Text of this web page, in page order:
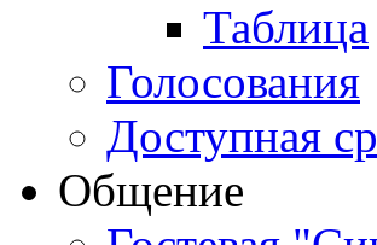
Таблица
Голосования
Доступная
Общение